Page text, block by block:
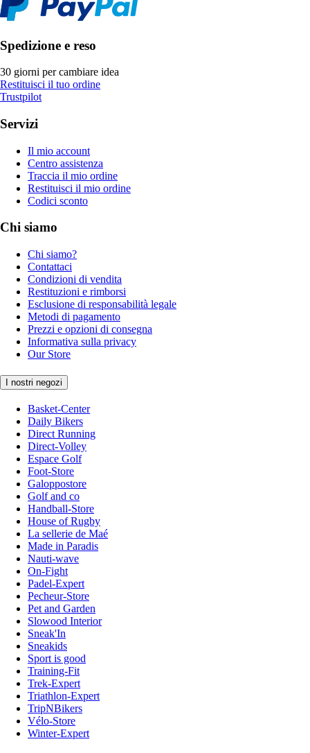
Spedizione e reso
30 giorni per cambiare idea
Restituisci il tuo ordine
Trustpilot
Servizi
Il mio account
Centro assistenza
Traccia il mio ordine
Restituisci il mio ordine
Codici sconto
Chi siamo
Chi siamo?
Contattaci
Condizioni di vendita
Restituzioni e rimborsi
Esclusione di responsabilità legale
Metodi di pagamento
Prezzi e opzioni di consegna
Informativa sulla privacy
Our Store
I nostri negozi
Basket-Center
Daily Bikers
Direct Running
Direct-Volley
Espace Golf
Foot-Store
Galoppostore
Golf and co
Handball-Store
House of Rugby
La sellerie de Maé
Made in Paradis
Nauti-wave
On-Fight
Padel-Expert
Pecheur-Store
Pet and Garden
Slowood Interior
Sneak'In
Sneakids
Sport is good
Training-Fit
Trek-Expert
Triathlon-Expert
TripNBikers
Vélo-Store
Winter-Expert